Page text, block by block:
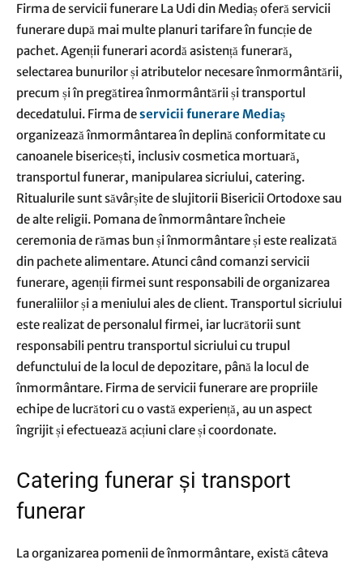
Firma de servicii funerare La Udi din Mediaș oferă servicii
funerare după mai multe planuri tarifare în funcție de
pachet. Agenții funerari acordă asistență funerară,
selectarea bunurilor și atributelor necesare înmormântării,
precum și în pregătirea înmormântării și transportul
decedatului. Firma deservicii funerare Mediaș
organizează înmormântarea în deplină conformitate cu
canoanele bisericești, inclusiv cosmetica mortuară,
transportul funerar, manipularea sicriului, catering.
Ritualurile sunt săvârșite de slujitorii Bisericii Ortodoxe sau
de alte religii. Pomana de înmormântare încheie
ceremonia de rămas bun și înmormântare și este realizată
din pachete alimentare. Atunci când comanzi servicii
funerare, agenții firmei sunt responsabili de organizarea
funeraliilor și a meniului ales de client. Transportul sicriului
este realizat de personalul firmei, iar lucrătorii sunt
responsabili pentru transportul sicriului cu trupul
defunctului de la locul de depozitare, până la locul de
înmormântare. Firma de servicii funerare are propriile
echipe de lucrători cu o vastă experiență, au un aspect
îngrijit și efectuează acțiuni clare și coordonate.
Catering funerar și transport
funerar
La organizarea pomenii de înmormântare, există câteva